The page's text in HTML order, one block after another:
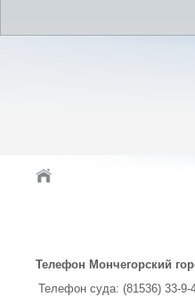
Телефон Мончегорский
Телефон суда: (81536) 33-9-